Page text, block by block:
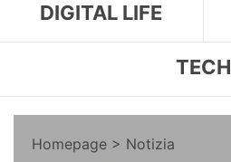
DIGITAL LIFE
TECH
Homepage > Notizia